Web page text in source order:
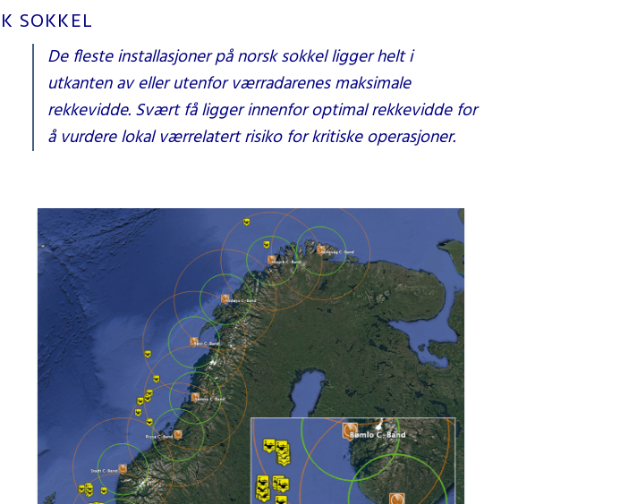
SOKKEL
De fleste installasjoner på norsk sokkel ligger helt i
utkanten av eller utenfor værradarenes maksimale
rekkevidde. Svært få ligger innenfor optimal rekkevidde for
å vurdere lokal værrelatert risiko for kritiske operasjoner.